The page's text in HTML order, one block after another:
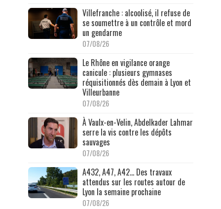
Villefranche : alcoolisé, il refuse de
se soumettre à un contrôle et mord
un gendarme
07/08/26
Le Rhône en vigilance orange
canicule : plusieurs gymnases
réquisitionnés dès demain à Lyon et
Villeurbanne
07/08/26
À Vaulx-en-Velin, Abdelkader Lahmar
serre la vis contre les dépôts
sauvages
07/08/26
A432, A47, A42… Des travaux
attendus sur les routes autour de
Lyon la semaine prochaine
07/08/26